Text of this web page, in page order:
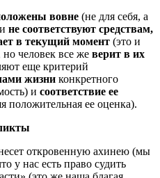
вовне (не для себя, а
не соответствуют средствам,
в текущий момент (это и
но человек все же верит в их
еще критерий
жизни конкретного
и соответствие ее
положительная ее оценка).
откровенную ахинею (мы
у нас есть право судить